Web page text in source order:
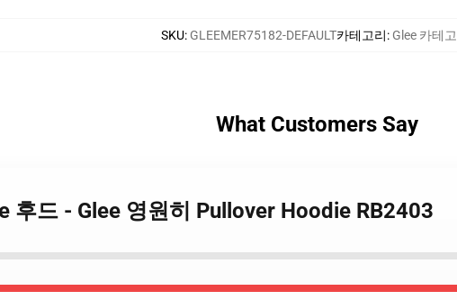
SKU: GLEEMER75182-DEFAULT카테고리: Glee 카테
What Customers Say
후드 - Glee 영원히 Pullover Hoodie RB2403